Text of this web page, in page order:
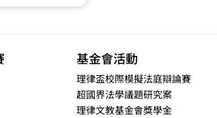
基金會活動
理律盃校際模擬法庭辯論賽
超國界法學議題研究案
理律文教基金會獎學金